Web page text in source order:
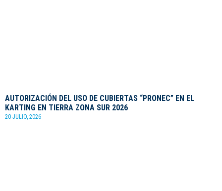
AUTORIZACIÓN DEL USO DE CUBIERTAS “PRONEC” EN EL
KARTING EN TIERRA ZONA SUR 2026
20 JULIO, 2026